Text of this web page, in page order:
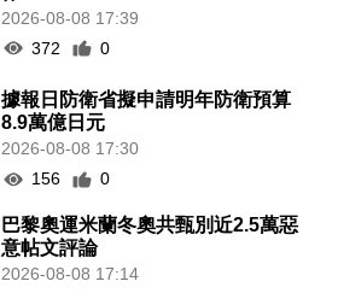
2026-08-08 17:39
372
0
據報日防衛省擬申請明年防衛預算
8.9萬億日元
2026-08-08 17:30
156
0
巴黎奧運米蘭冬奧共甄別近2.5萬惡
意帖文評論
2026-08-08 17:14